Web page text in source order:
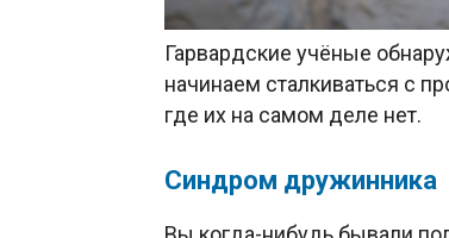
Гарвардские учёные
начинаем сталкиваться с
где их на самом деле нет.
Синдром дружинника